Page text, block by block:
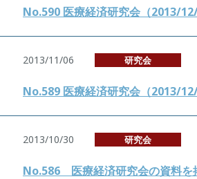
No.590 医療経済研究会（2013/
2013/11/06 研究会
No.589 医療経済研究会（2013/
2013/10/30 研究会
No.586 医療経済研究会の資料を